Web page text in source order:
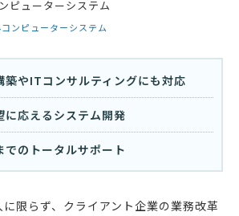
ンピューターシステム
築やITコンサルティングにも対応
に応えるシステム開発
でのトータルサポート
限らず、クライアント企業の業務改革